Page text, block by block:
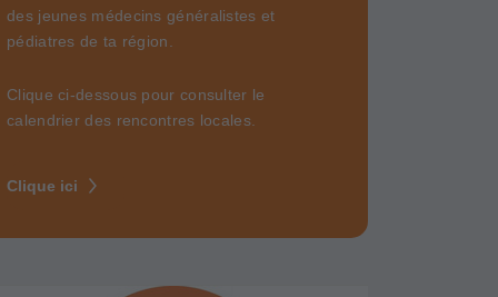
des jeunes médecins généralistes et
pédiatres de ta région.
Clique ci-dessous pour consulter le
calendrier des rencontres locales.
Clique ici